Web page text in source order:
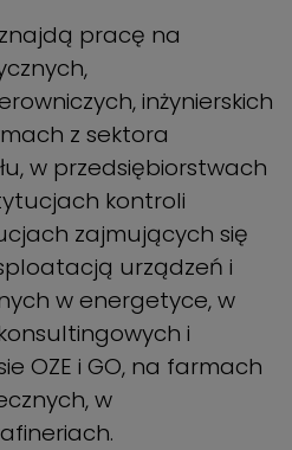
pracę na
inżynierskich
z sektora
w przedsiębiorstwach
kontroli
zajmujących się
urządzeń i
w energetyce, w
i
OZE i GO, na farmach
w